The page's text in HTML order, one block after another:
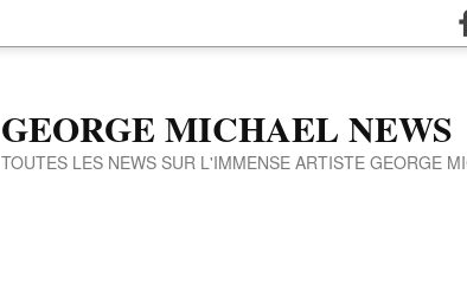
GEORGE MICHAEL NEWS
TOUTES LES NEWS SUR L'IMMENSE ARTISTE GEORGE